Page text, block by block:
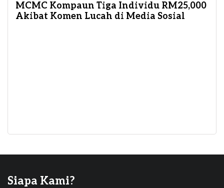
MCMC Kompaun Tiga Individu RM25,000
Akibat Komen Lucah di Media Sosial
Siapa Kami?